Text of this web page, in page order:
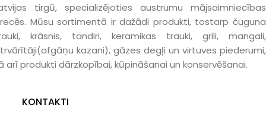
tirgū, specializējoties austrumu mājsaimniecības
Mūsu sortimentā ir dažādi produkti, tostarp čuguna
krāsnis, tandiri, keramikas trauki, grili, mangali,
kazani), gāzes degļi un virtuves piederumi,
arī produkti dārzkopībai, kūpināšanai un konservēšanai.
KONTAKTI